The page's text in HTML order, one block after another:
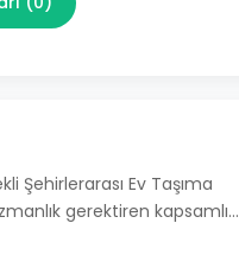
Şehirlerarası Ev Taşıma
gerektiren kapsamlı…